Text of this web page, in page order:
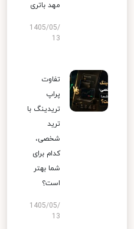
مهد باتری
1405/05/
13
تفاوت
پراپ
تریدینگ با
ترید
شخصی،
کدام برای
شما بهتر
است؟
1405/05/
13